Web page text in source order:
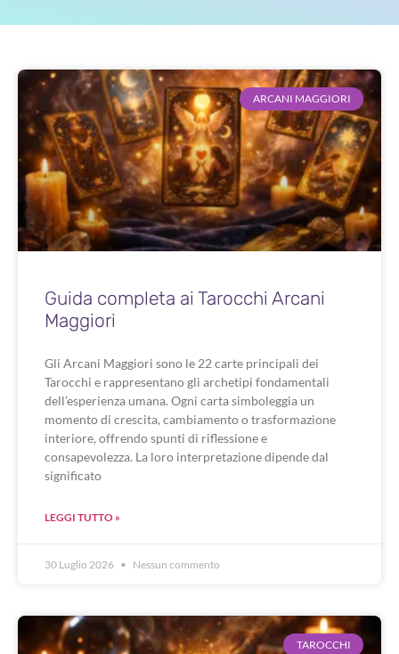
ARCANI MAGGIORI
Guida completa ai Tarocchi Arcani
Maggiori
Gli Arcani Maggiori sono le 22 carte principali dei
Tarocchi e rappresentano gli archetipi fondamentali
dell’esperienza umana. Ogni carta simboleggia un
momento di crescita, cambiamento o trasformazione
interiore, offrendo spunti di riflessione e
consapevolezza. La loro interpretazione dipende dal
significato
LEGGI TUTTO »
30 Luglio 2026 Nessun commento
TAROCCHI